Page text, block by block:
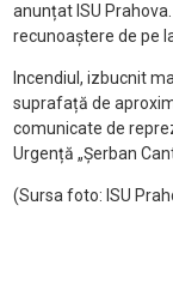
anunțat ISU
recunoaștere de pe
Incendiul, izbucnit
suprafață de
comunicate de
Urgență „Șerban
(Sursa foto: ISU